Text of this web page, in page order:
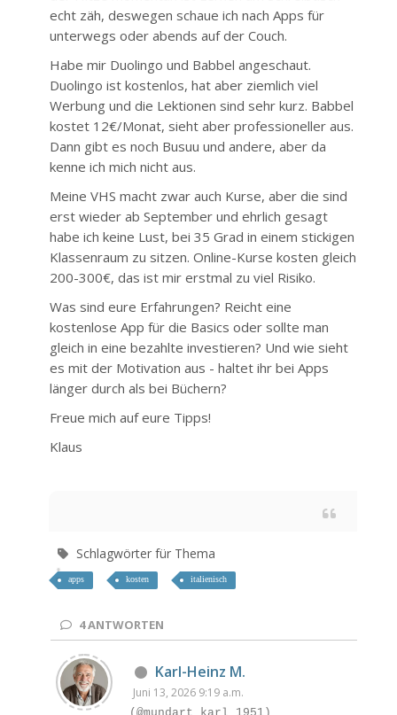
echt zäh, deswegen schaue ich nach Apps für
unterwegs oder abends auf der Couch.
Habe mir Duolingo und Babbel angeschaut.
Duolingo ist kostenlos, hat aber ziemlich viel
Werbung und die Lektionen sind sehr kurz. Babbel
kostet 12€/Monat, sieht aber professioneller aus.
Dann gibt es noch Busuu und andere, aber da
kenne ich mich nicht aus.
Meine VHS macht zwar auch Kurse, aber die sind
erst wieder ab September und ehrlich gesagt
habe ich keine Lust, bei 35 Grad in einem stickigen
Klassenraum zu sitzen. Online-Kurse kosten gleich
200-300€, das ist mir erstmal zu viel Risiko.
Was sind eure Erfahrungen? Reicht eine
kostenlose App für die Basics oder sollte man
gleich in eine bezahlte investieren? Und wie sieht
es mit der Motivation aus - haltet ihr bei Apps
länger durch als bei Büchern?
Freue mich auf eure Tipps!
Klaus
Schlagwörter für Thema
apps kosten italienisch
4ANTWORTEN
Karl-Heinz M.
Juni 13, 2026 9:19 a.m.